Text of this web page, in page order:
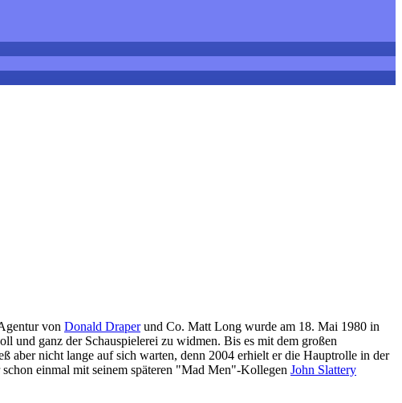
von Donald Draperund Co. Matt Long wurde am 18. Mai 1980 in
und ganz der Schauspielerei zu widmen. Bis es mit dem großen
aber nicht lange auf sich warten, denn 2004 erhielt er die Hauptrolle in der
einmal mit seinem späteren "Mad Men"-Kollegen John Slattery